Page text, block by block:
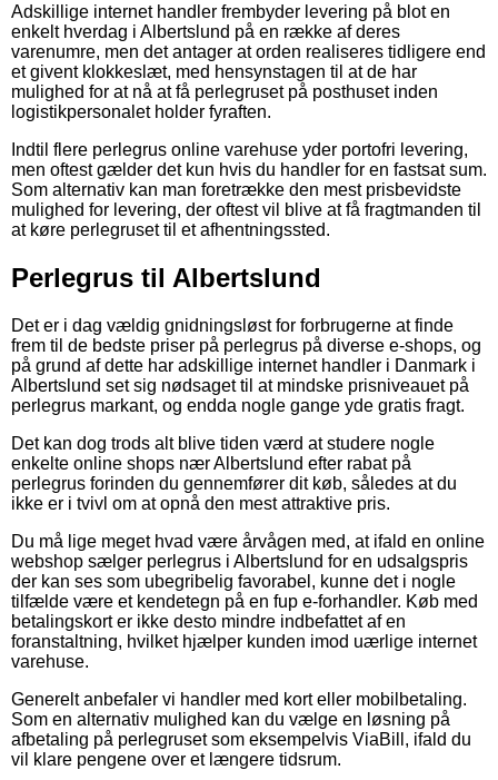
Adskillige internet handler frembyder levering på blot en
enkelt hverdag i Albertslund på en række af deres
varenumre, men det antager at orden realiseres tidligere end
et givent klokkeslæt, med hensynstagen til at de har
mulighed for at nå at få perlegruset på posthuset inden
logistikpersonalet holder fyraften.
Indtil flere perlegrus online varehuse yder portofri levering,
men oftest gælder det kun hvis du handler for en fastsat sum.
Som alternativ kan man foretrække den mest prisbevidste
mulighed for levering, der oftest vil blive at få fragtmanden til
at køre perlegruset til et afhentningssted.
Perlegrus til Albertslund
Det er i dag vældig gnidningsløst for forbrugerne at finde
frem til de bedste priser på perlegrus på diverse e-shops, og
på grund af dette har adskillige internet handler i Danmark i
Albertslund set sig nødsaget til at mindske prisniveauet på
perlegrus markant, og endda nogle gange yde gratis fragt.
Det kan dog trods alt blive tiden værd at studere nogle
enkelte online shops nær Albertslund efter rabat på
perlegrus forinden du gennemfører dit køb, således at du
ikke er i tvivl om at opnå den mest attraktive pris.
Du må lige meget hvad være årvågen med, at ifald en online
webshop sælger perlegrus i Albertslund for en udsalgspris
der kan ses som ubegribelig favorabel, kunne det i nogle
tilfælde være et kendetegn på en fup e-forhandler. Køb med
betalingskort er ikke desto mindre indbefattet af en
foranstaltning, hvilket hjælper kunden imod uærlige internet
varehuse.
Generelt anbefaler vi handler med kort eller mobilbetaling.
Som en alternativ mulighed kan du vælge en løsning på
afbetaling på perlegruset som eksempelvis ViaBill, ifald du
vil klare pengene over et længere tidsrum.